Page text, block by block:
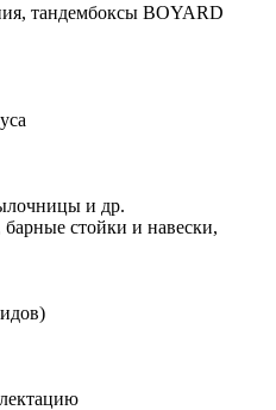
тандембоксы BOYARD
и др.
стойки и навески,